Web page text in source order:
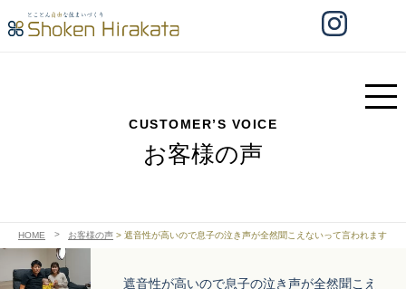
CUSTOMER’S VOICE
お客様の声
HOME お客様の声 > 遮音性が高いので息子の泣き声が全然聞こえないって言われます
遮音性が高いので息子の泣き声が全然聞こえ